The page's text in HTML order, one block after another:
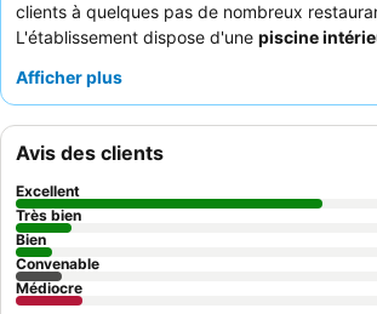
clients à quelques pas de nombreux
L'établissement dispose d'une piscine
clients. Le personnel est constamment félicité
gratuit très apprécié, composé de
brioches à la cannelle faites maison. Pour une
calme, les clients devraient demander une
pas sur Genesee Street afin de minimiser le
rue.
Afficher plus
Avis des clients
Excellent
Très bien
Bien
Convenable
Médiocre